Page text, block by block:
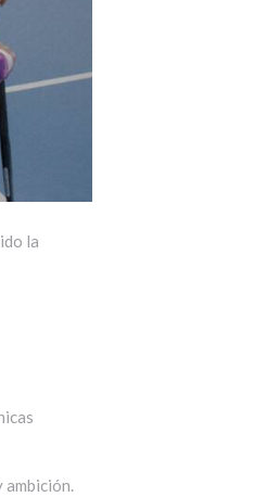
la
ambición.